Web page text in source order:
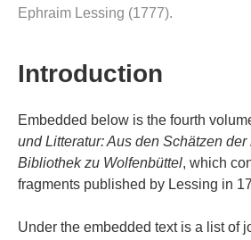
Ephraim Lessing (1777).
Introduction
Embedded below is the fourth
und Litteratur: Aus den Schätzen
Bibliothek zu Wolfenbüttel, which
fragments published by Lessing in
Under the embedded text is a list of